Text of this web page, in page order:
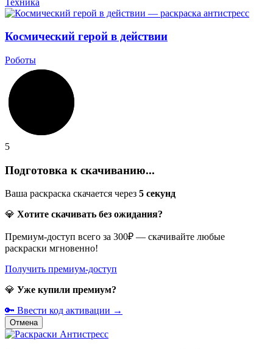
Космический герой в действии
Роботы
5
Подготовка к скачиванию...
Ваша раскраска скачается через 5 секунд
💎 Хотите скачивать без ожидания?
Премиум-доступ всего за 300₽ — скачивайте любые
раскраски мгновенно!
Получить премиум-доступ
💎 Уже купили премиум?
🔑 Ввести код активации →
Отмена